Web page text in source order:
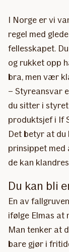
I Norge er vi
regel med
fellesskapet.
og rukket opp
bra, men vær
– Styreansvar
du sitter i
produktsjef i If
Det betyr at du
prinsippet med
de kan
Du kan bli
En av
ifølge Elmas at
Man tenker at
bare gjør i